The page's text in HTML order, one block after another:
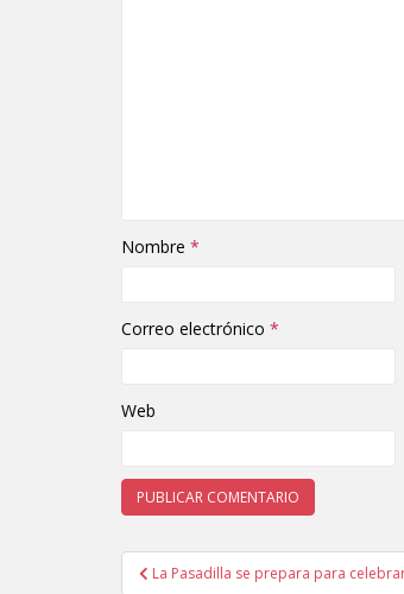
Nombre *
Correo electrónico *
Web
La Pasadilla se prepara para